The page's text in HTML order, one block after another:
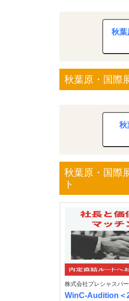
秋葉
秋葉原・国際
秋
秋葉原・国際
ト
株式会社プレシャスパ
WinC-Audition＜